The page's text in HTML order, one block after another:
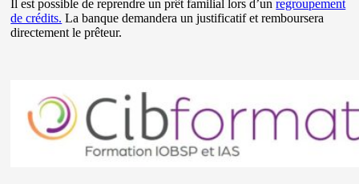
Il est possible de reprendre un prêt familial lors d’unregroupement
de crédits. La banque demandera un justificatif et remboursera
directement le prêteur.